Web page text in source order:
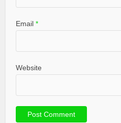
Email*
Website